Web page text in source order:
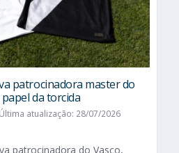
patrocinadora master do
da torcida
Última atualização: 28/07/2026
patrocinadora do Vasco,